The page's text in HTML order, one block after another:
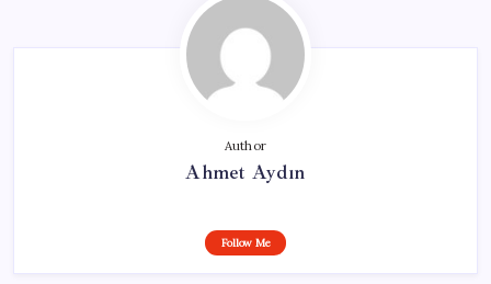
Author
Ahmet Aydın
Follow Me